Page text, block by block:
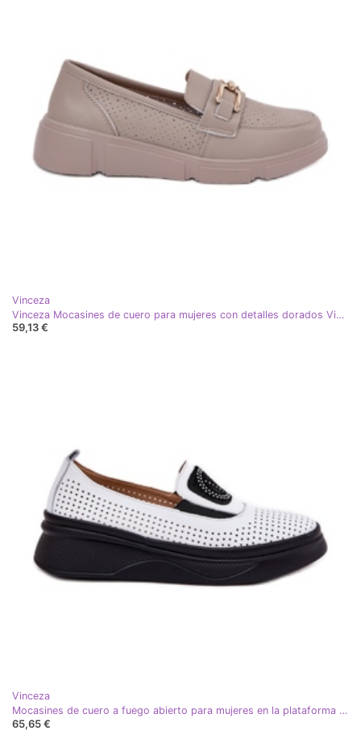
Vinceza
Vinceza Mocasines de cuero para mujeres con detalles dorados Vincez 88007 Dark Beige
59,13 €
Vinceza
Mocasines de cuero a fuego abierto para mujeres en la plataforma y Vinceza 79522 cuñas blancas blanco
65,65 €